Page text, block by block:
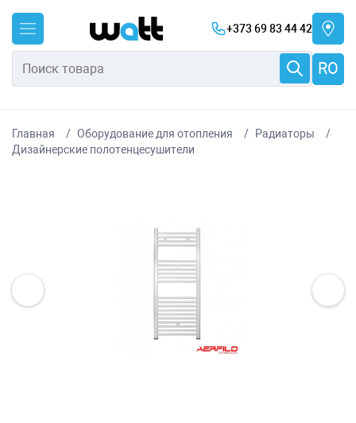
+373 69 83 44 42
RO
Главная Оборудование для отопления
Радиаторы
Дизайнерские полотенцесушители